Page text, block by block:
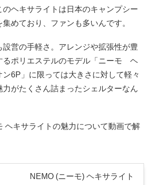
のヘキサライトは日本のキャンプシー
めており、ファンも多いんです。
設営の手軽さ。アレンジや拡張性が豊
るポリエステルのモデル「ニーモ ヘ
6P」に限っては大きさに対して軽々
がたくさん詰まったシェルターなん
ヘキサライトの魅力について動画で解
NEMO (ニーモ) ヘキサライト